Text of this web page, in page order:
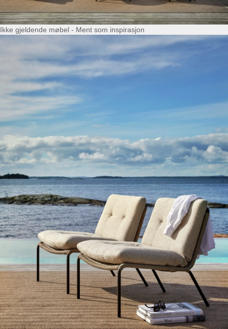
Ikke gjeldende møbel - Ment som inspirasjon